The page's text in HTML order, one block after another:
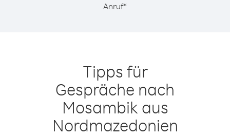
Anruf“
Tipps für
Gespräche nach
Mosambik aus
Nordmazedonien